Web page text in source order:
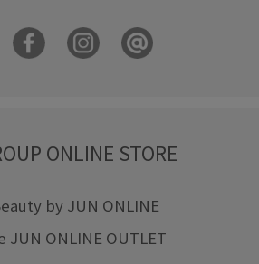
ONLINE STORE
by JUN ONLINE
JUN ONLINE OUTLET